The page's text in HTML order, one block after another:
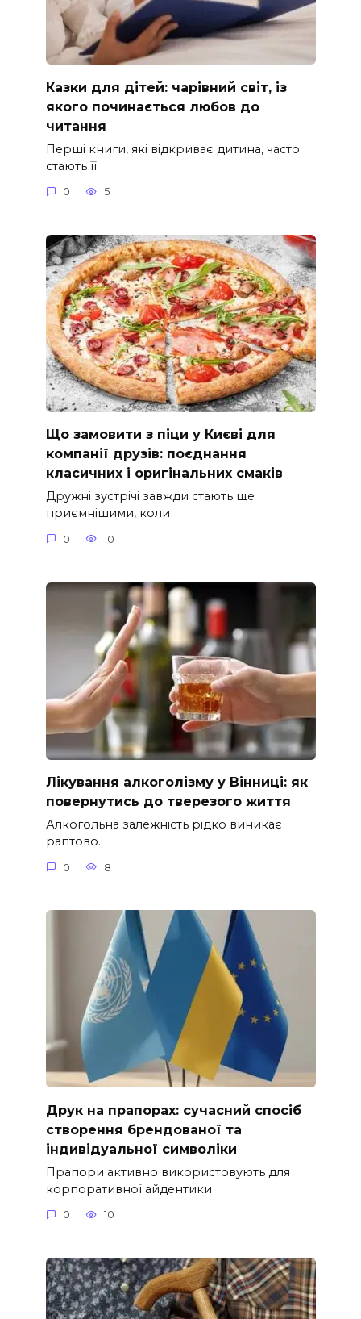
Казки для дітей: чарівний світ, із
якого починається любов до
читання
Перші книги, які відкриває дитина, часто
стають її
0 5
Що замовити з піци у Києві для
компанії друзів: поєднання
класичних і оригінальних смаків
Дружні зустрічі завжди стають ще
приємнішими, коли
0 10
Лікування алкоголізму у Вінниці: як
повернутись до тверезого життя
Алкогольна залежність рідко виникає
раптово.
0 8
Друк на прапорах: сучасний спосіб
створення брендованої та
індивідуальної символіки
Прапори активно використовують для
корпоративної айдентики
0 10